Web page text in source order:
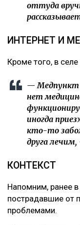
оттуда
ИНТЕРНЕТ И
Кроме того, в
— Медпункт
нет
иногда
кто-то
друга
КОНТЕКСТ
Напомним, ранее в
пострадавшие от
проблемами.